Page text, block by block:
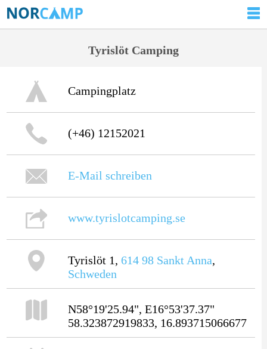
Tyrislöt Camping
Campingplatz
(+46) 12152021
E-Mail schreiben
www.tyrislotcamping.se
Tyrislöt 1, 614 98 Sankt Anna,
Schweden
N58°19'25.94", E16°53'37.37"
58.323872919833, 16.893715066677